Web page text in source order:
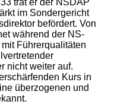
im Sondergericht
befördert. Von
während der NS-
Führerqualitäten
nicht weiter auf.
Kurs in
überzogenen und